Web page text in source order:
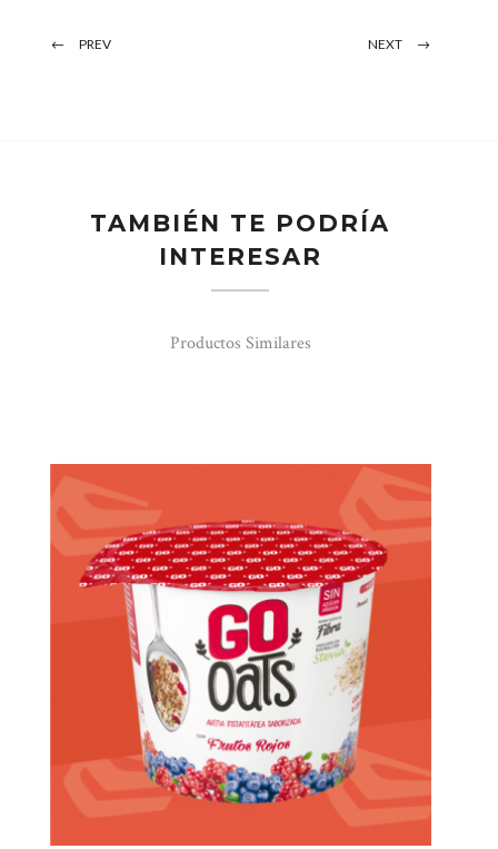
PREV NEXT
TAMBIÉN TE PODRÍA
INTERESAR
Productos Similares